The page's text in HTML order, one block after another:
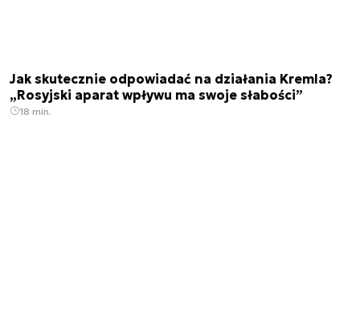
Jak skutecznie odpowiadać na działania Kremla?
„Rosyjski aparat wpływu ma swoje słabości”
18 min.